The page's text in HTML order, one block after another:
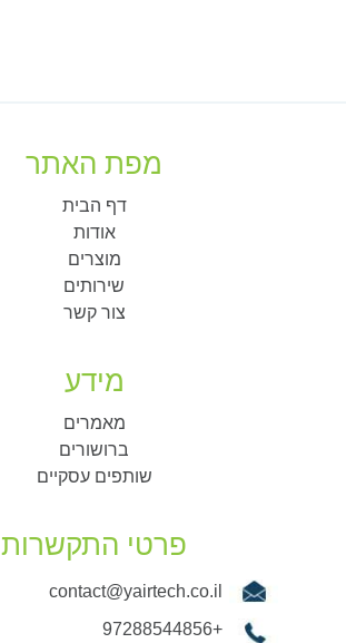
מפת האתר
דף הבית
אודות
מוצרים
שירותים
צור קשר
מידע
מאמרים
ברושורים
שותפים עסקיים
פרטי התקשרות
contact@yairtech.co.il
+97288544856